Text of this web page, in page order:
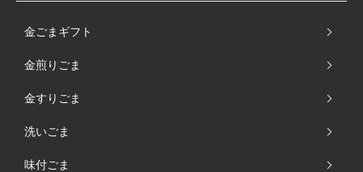
金ごまギフト
金煎りごま
金すりごま
洗いごま
味付ごま